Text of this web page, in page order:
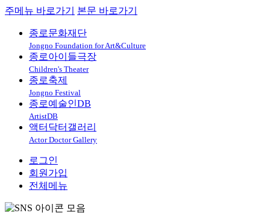
주메뉴 바로가기 본문 바로가기
종로문화재단
Jongno Foundation for Art&Culture
종로아이들극장
Children's Theater
종로축제
Jongno Festival
종로예술인DB
ArtistDB
액터닥터갤러리
Actor Doctor Gallery
로그인
회원가입
전체메뉴